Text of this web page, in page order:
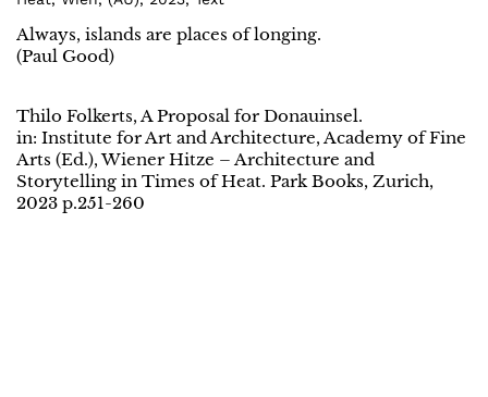
Always, islands are places of longing.
(Paul Good)
Thilo Folkerts, A Proposal for Donauinsel.
in: Institute for Art and Architecture, Academy of Fine
Arts (Ed.), Wiener Hitze – Architecture and
Storytelling in Times of Heat. Park Books, Zurich,
2023 p.251-260